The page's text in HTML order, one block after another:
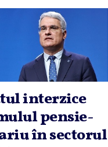
interzice
pensie-
în sectorul